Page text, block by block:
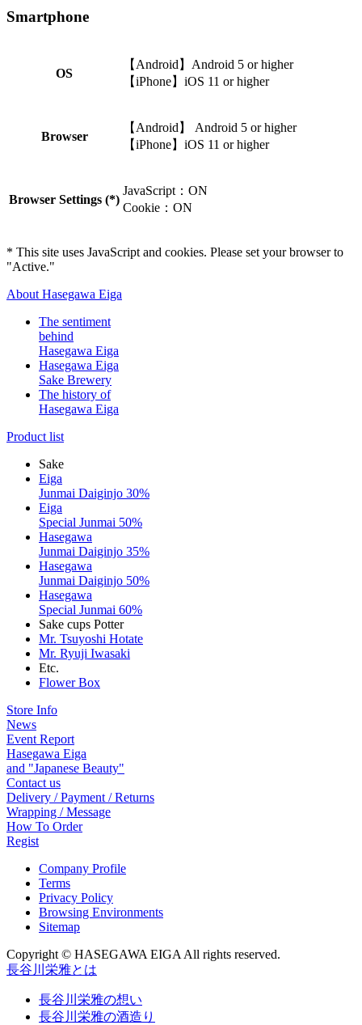
Smartphone
OS
【Android】Android 5 or higher
【iPhone】iOS 11 or higher
Browser
【Android】 Android 5 or higher
【iPhone】iOS 11 or higher
Browser Settings (*)
JavaScript：ON
Cookie：ON
* This site uses JavaScript and cookies. Please set your browser to
"Active."
About Hasegawa Eiga
The sentiment
behind
Hasegawa Eiga
Hasegawa Eiga
Sake Brewery
The history of
Hasegawa Eiga
Product list
Sake
Eiga
Junmai Daiginjo 30%
Eiga
Special Junmai 50%
Hasegawa
Junmai Daiginjo 35%
Hasegawa
Junmai Daiginjo 50%
Hasegawa
Special Junmai 60%
Sake cups Potter
Mr. Tsuyoshi Hotate
Mr. Ryuji Iwasaki
Etc.
Flower Box
Store Info
News
Event Report
Hasegawa Eiga
and "Japanese Beauty"
Contact us
Delivery / Payment / Returns
Wrapping / Message
How To Order
Regist
Company Profile
Terms
Privacy Policy
Browsing Environments
Sitemap
Copyright © HASEGAWA EIGA All rights reserved.
長谷川栄雅とは
長谷川栄雅の想い
長谷川栄雅の酒造り